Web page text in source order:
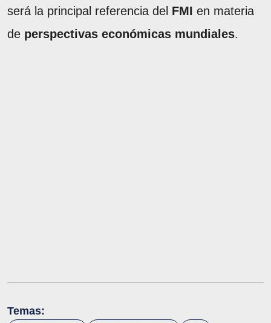
será la principal referencia del FMI en materia
de perspectivas económicas mundiales.
Temas: